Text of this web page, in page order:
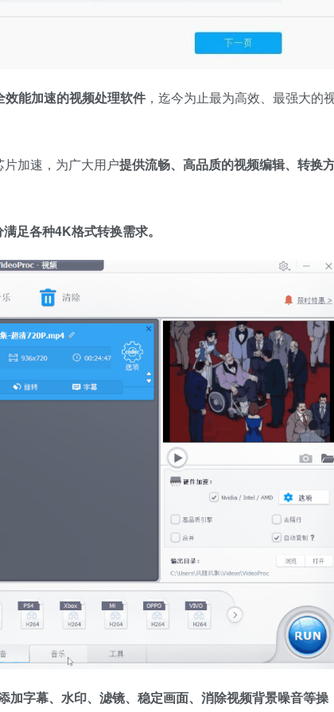
效能加速的视频处理软件 ，迄今为止最为高效、最强大的
加速，为广大用户提供流畅、高品质的视频编辑、转换
足各种4K格式转换需求。
加字幕、水印、滤镜、稳定画面、消除视频背景噪音等操